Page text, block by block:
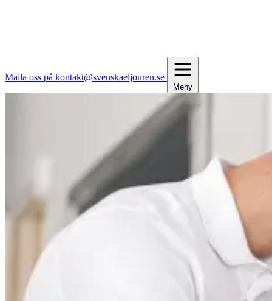
Maila oss på kontakt@svenskaeljouren.se
Meny